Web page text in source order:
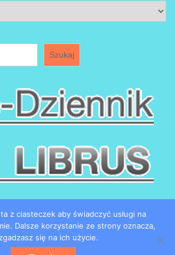
Szukaj
by SP184 w Łodzi
z ciasteczek aby świadczyć usługi na
Dalsze korzystanie ze strony oznacza,
się na ich użycie.